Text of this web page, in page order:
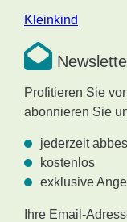
Kleinkind
Profitieren Sie
abonnieren Sie
jederzeit
kostenlos
exklusive
Ihre Email-